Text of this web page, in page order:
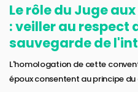
Le rôle du Juge
: veiller au respect
sauvegarde de
L'homologation de cette
époux consentent au principe